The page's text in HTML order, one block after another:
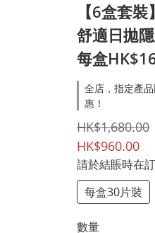
【6盒套
舒適日拋
每盒
全店，指定產
惠！
HK$1,680.00
HK$960.00
請於結賬時在
每盒30片裝
數量